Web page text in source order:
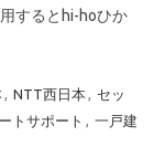
するとhi-hoひか
, NTT西日本, セッ
トサポート , 一戸建